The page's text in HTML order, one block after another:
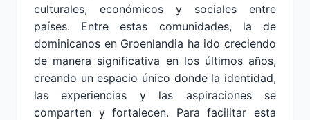
culturales, económicos y sociales entre
países. Entre estas comunidades, la de
dominicanos en Groenlandia ha ido creciendo
de manera significativa en los últimos años,
creando un espacio único donde la identidad,
las experiencias y las aspiraciones se
comparten y fortalecen. Para facilitar esta